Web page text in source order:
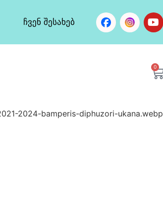
ჩვენ შესახებ
0
2024-bamperis-diphuzori-ukana.webp